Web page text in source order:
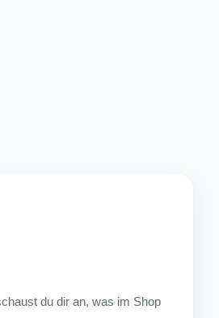
du dir an, was im Shop